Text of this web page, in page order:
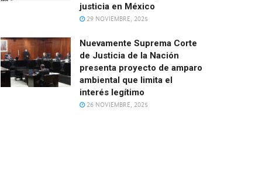
justicia en México
29 NOVIEMBRE, 2025
Nuevamente Suprema Corte
de Justicia de la Nación
presenta proyecto de amparo
ambiental que limita el
interés legítimo
26 NOVIEMBRE, 2025